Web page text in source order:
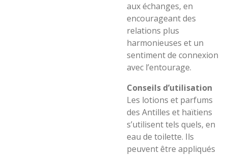
aux échanges, en
encourageant des
relations plus
harmonieuses et un
sentiment de connexion
avec l’entourage.
Conseils d’utilisation
Les lotions et parfums
des Antilles et haïtiens
s’utilisent tels quels, en
eau de toilette. Ils
peuvent être appliqués